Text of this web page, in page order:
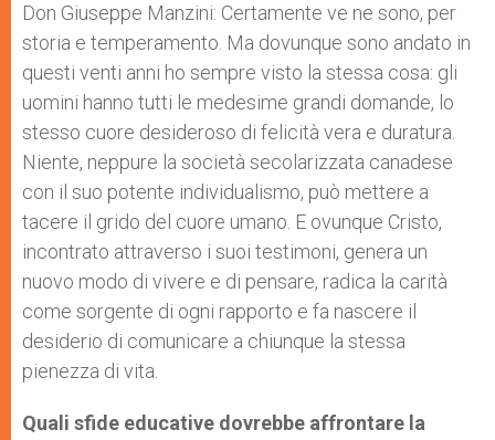
Don Giuseppe Manzini: Certamente ve ne sono, per
storia e temperamento. Ma dovunque sono andato in
questi venti anni ho sempre visto la stessa cosa: gli
uomini hanno tutti le medesime grandi domande, lo
stesso cuore desideroso di felicità vera e duratura.
Niente, neppure la società secolarizzata canadese
con il suo potente individualismo, può mettere a
tacere il grido del cuore umano. E ovunque Cristo,
incontrato attraverso i suoi testimoni, genera un
nuovo modo di vivere e di pensare, radica la carità
come sorgente di ogni rapporto e fa nascere il
desiderio di comunicare a chiunque la stessa
pienezza di vita.
Quali sfide educative dovrebbe affrontare la